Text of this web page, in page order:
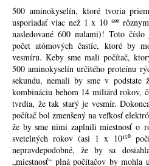
500 aminokyselín, ktoré tvoria
usporiadať viac než 1 x 10 ⁶ºº
nasledované 600 nulami)! Toto
počet atómových častíc, ktoré by
vesmíru. Keby sme mali počítač,
500 aminokyselín určitého proteínu
sekundu, nemali by sme v podstate
kombináciu behom 14 miliárd rokov,
tvrdia, že tak starý je vesmír.
počítač bol zmenšený na veľkosť
že by sme nimi zaplnili miestnosť o
svetelných rokov (asi 1 x 10¹⁵⁰
nepravdepodobné, že by sa
„miestnosť“ plná počítačov by mohla